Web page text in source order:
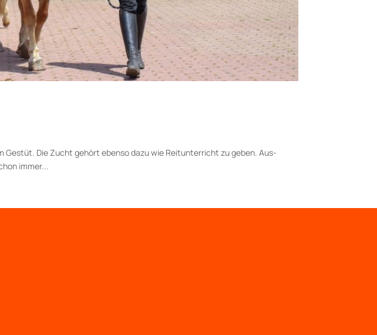
Die Zucht gehört ebenso dazu wie Reitunterricht zu geben. Aus­
immer...